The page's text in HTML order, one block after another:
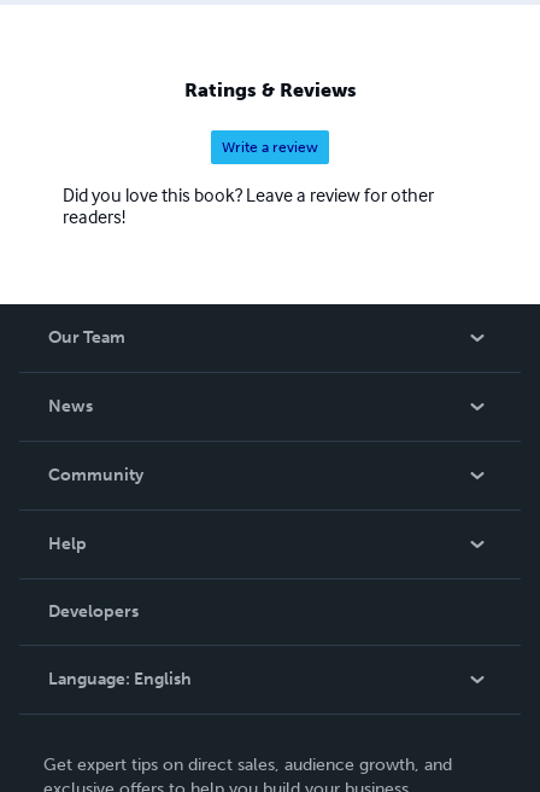
Kompositionen in über 390 Opusnummern, teils für
historische, teils für moderne Instrumente. Er war mit 21
Werken Finalist oder Preisträger bei
Kompositionswettbewerben in Belgien, Italien, den USA,
Deutschland, Großbritannien, Kanada und Spanien.
Ratings & Reviews
Write a review
Did you love this book? Leave a review for other
readers!
Our Team
News
In The News
Community
Podcast
Help
Order Lookup
Knowledge Base
Contact Support
Developers
Language: English
Deutsch
Get expert tips on direct sales, audience growth, and